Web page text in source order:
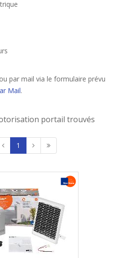
par mail via le formulaire prévu
Mail.
portail trouvés
1